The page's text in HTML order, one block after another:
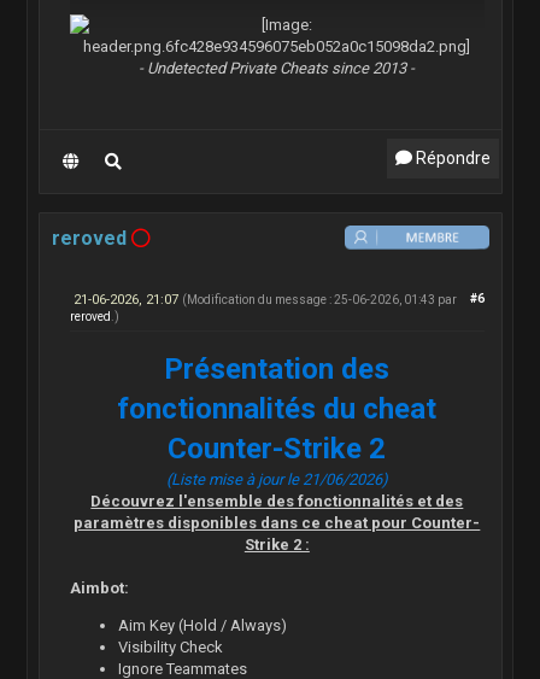
- Undetected Private Cheats since 2013 -
Répondre
reroved
#6
21-06-2026, 21:07 (Modification du message : 25-06-2026, 01:43 par
reroved .)
Présentation des
fonctionnalités du cheat
Counter-Strike 2
(Liste mise à jour le 21/06/2026)
Découvrez l'ensemble des fonctionnalités et des
paramètres disponibles dans ce cheat pour Counter-
Strike 2 :
Aimbot:
Aim Key (Hold / Always)
Visibility Check
Ignore Teammates